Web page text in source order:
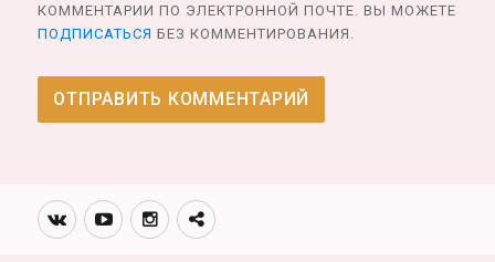
КОММЕНТАРИИ ПО ЭЛЕКТРОННОЙ ПОЧТЕ. ВЫ МОЖЕТЕ
ПОДПИСАТЬСЯ БЕЗ КОММЕНТИРОВАНИЯ.
Вконтакте
YoutubeИнстаграмм
Телеграм